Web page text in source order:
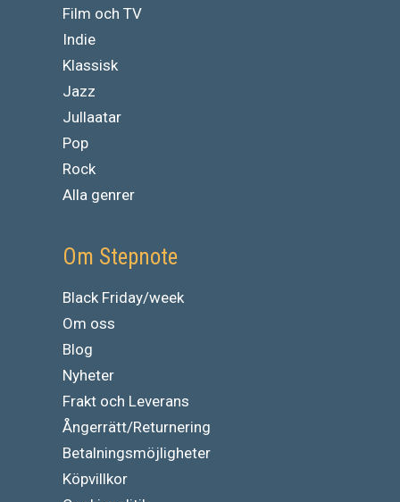
Film och TV
Indie
Klassisk
Jazz
Jullaatar
Pop
Rock
Alla genrer
Om Stepnote
Black Friday/week
Om oss
Blog
Nyheter
Frakt och Leverans
Ångerrätt/Returnering
Betalningsmöjligheter
Köpvillkor